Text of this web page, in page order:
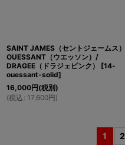
SAINT JAMES（セントジェームス）
OUESSANT（ウエッソン）/
DRAGEE（ドラジェピンク）
[14-
ouessant-solid]
16,000円(税別)
(税込 : 17,600円)
1 2